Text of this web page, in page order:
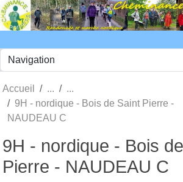
Accueil
9H - nordique - Bois de Saint Pierre -
NAUDEAU C
9H - nordique - Bois
Pierre - NAUDEAU C
Panneau de gestion des cookies